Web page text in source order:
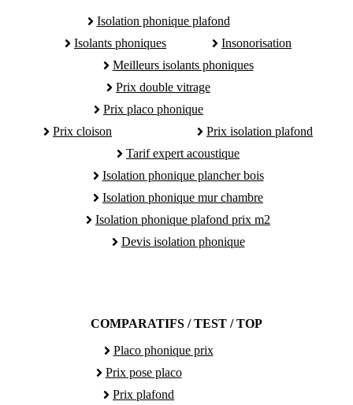
Isolation phonique plafond
Isolants phoniques
Insonorisation
Meilleurs isolants phoniques
Prix double vitrage
Prix placo phonique
Prix cloison
Prix isolation plafond
Tarif expert acoustique
Isolation phonique plancher bois
Isolation phonique mur chambre
Isolation phonique plafond prix m2
Devis isolation phonique
COMPARATIFS / TEST / TOP
Placo phonique prix
Prix pose placo
Prix plafond